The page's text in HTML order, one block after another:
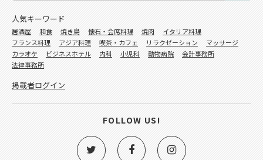
人気キーワード
居酒屋 和食 焼き鳥 懐石・会席料理 焼肉
イタリア料理
フランス料理
アジア料理 喫茶・カフェ リラクゼーション
マッサージ
カラオケ
ビジネスホテル 内科 小児科 動物病院
会計事務所
法律事務所
掲載者ログイン
FOLLOW US!